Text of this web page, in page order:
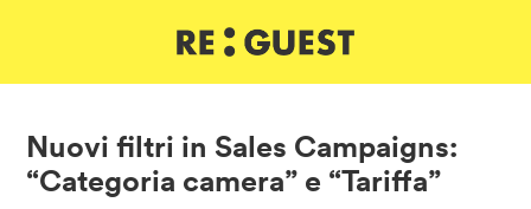
Nuovi filtri in Sales Campaigns:
“Categoria camera” e “Tariffa”